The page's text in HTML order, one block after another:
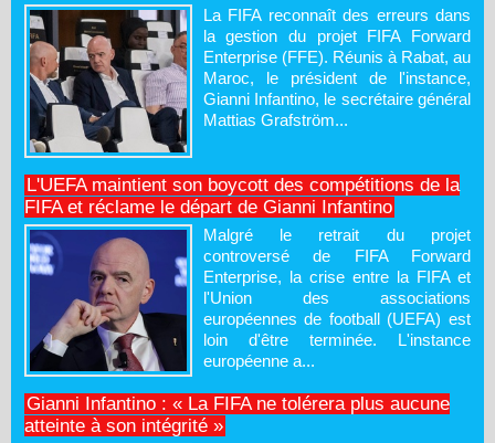
La FIFA reconnaît des erreurs dans
la gestion du projet FIFA Forward
Enterprise (FFE). Réunis à Rabat, au
Maroc, le président de l'instance,
Gianni Infantino, le secrétaire général
Mattias Grafström...
L'UEFA maintient son boycott des compétitions de la
FIFA et réclame le départ de Gianni Infantino
Malgré le retrait du projet
controversé de FIFA Forward
Enterprise, la crise entre la FIFA et
l'Union des associations
européennes de football (UEFA) est
loin d'être terminée. L'instance
européenne a...
Gianni Infantino : « La FIFA ne tolérera plus aucune
atteinte à son intégrité »